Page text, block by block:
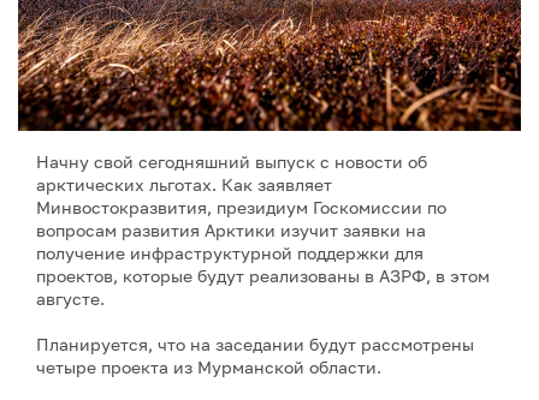
Начну свой сегодняшний выпуск с новости об
арктических льготах. Как заявляет
Минвостокразвития, президиум Госкомиссии по
вопросам развития Арктики изучит заявки на
получение инфраструктурной поддержки для
проектов, которые будут реализованы в АЗРФ, в этом
августе.
Планируется, что на заседании будут рассмотрены
четыре проекта из Мурманской области.